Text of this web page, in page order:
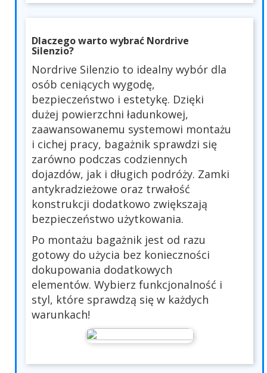
Dlaczego warto wybrać Nordrive
Silenzio?
Nordrive Silenzio to idealny wybór dla
osób ceniących wygodę,
bezpieczeństwo i estetykę. Dzięki
dużej powierzchni ładunkowej,
zaawansowanemu systemowi montażu
i cichej pracy, bagażnik sprawdzi się
zarówno podczas codziennych
dojazdów, jak i długich podróży. Zamki
antykradzieżowe oraz trwałość
konstrukcji dodatkowo zwiększają
bezpieczeństwo użytkowania.
Po montażu bagażnik jest od razu
gotowy do użycia bez konieczności
dokupowania dodatkowych
elementów. Wybierz funkcjonalność i
styl, które sprawdzą się w każdych
warunkach!